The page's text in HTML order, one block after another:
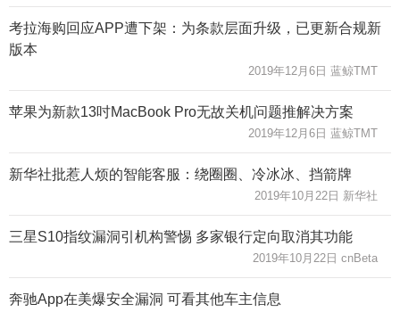
考拉海购回应APP遭下架：为条款层面升级，已更新合规新
版本
2019年12月6日 蓝鲸TMT
苹果为新款13吋MacBook Pro无故关机问题推解决方案
2019年12月6日 蓝鲸TMT
新华社批惹人烦的智能客服：绕圈圈、冷冰冰、挡箭牌
2019年10月22日 新华社
三星S10指纹漏洞引机构警惕 多家银行定向取消其功能
2019年10月22日 cnBeta
奔驰App在美爆安全漏洞 可看其他车主信息